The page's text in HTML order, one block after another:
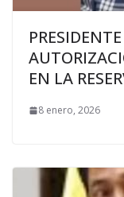
EN LA
8 enero, 2026